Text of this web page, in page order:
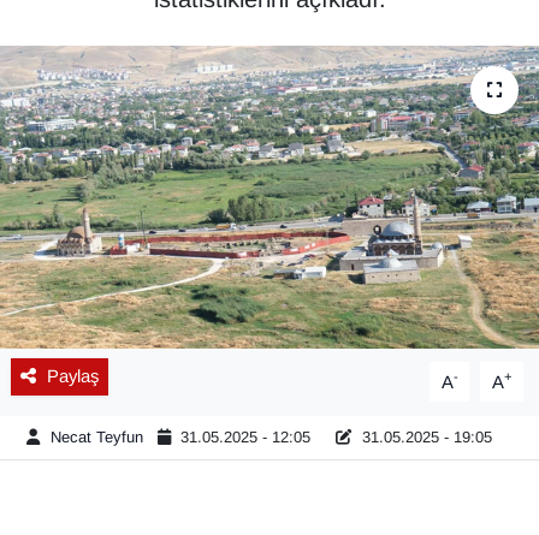
Paylaş A- A+
Necat Teyfun 31.05.2025 - 12:05 31.05.2025 - 19:05
Dernekler, Odalar
Diğer
DÜNYA
EĞİTİM
EKONOMİ
Eleman
Emlak
Son Dakika Haberleri
Haber Arşivi